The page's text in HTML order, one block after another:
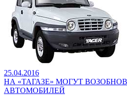
25.04.2016
НА «ТАГАЗЕ» МОГУТ
АВТОМОБИЛЕЙ